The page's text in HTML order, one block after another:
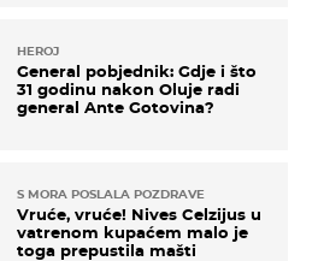
HEROJ
General pobjednik: Gdje i što
31 godinu nakon Oluje radi
general Ante Gotovina?
S MORA POSLALA POZDRAVE
Vruće, vruće! Nives Celzijus u
vatrenom kupaćem malo je
toga prepustila mašti